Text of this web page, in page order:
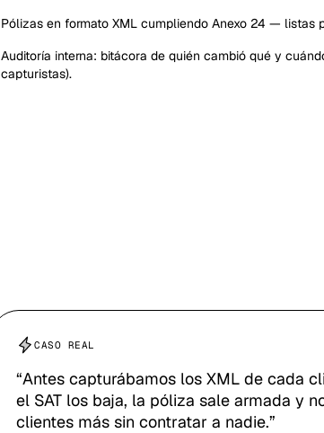
Pólizas en formato XML cumpliendo Anexo 24 — listas
Auditoría interna: bitácora de quién cambió qué y
capturistas).
CASO REAL
“Antes capturábamos los XML de cada
el SAT los baja, la póliza sale armada y
clientes más sin contratar a nadie.”